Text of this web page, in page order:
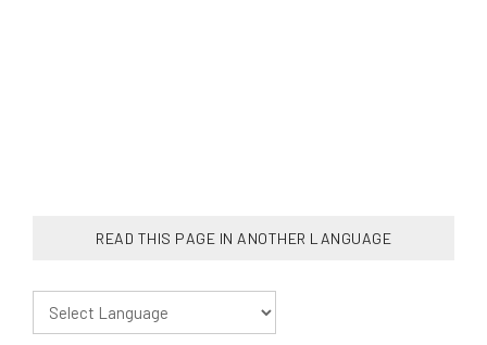
READ THIS PAGE IN ANOTHER LANGUAGE